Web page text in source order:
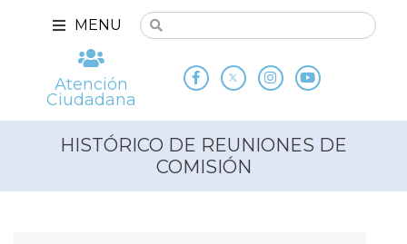
MENU
Atención
Ciudadana
HISTÓRICO DE REUNIONES DE
COMISIÓN